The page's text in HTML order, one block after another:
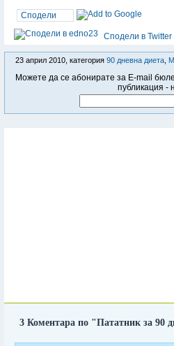
Сподели
Сподели в Twitter
23 април 2010, категория 90 дневна диета
Можете да се абонирате за E-mail
публикация -
3 Коментара по "Пататник за 90